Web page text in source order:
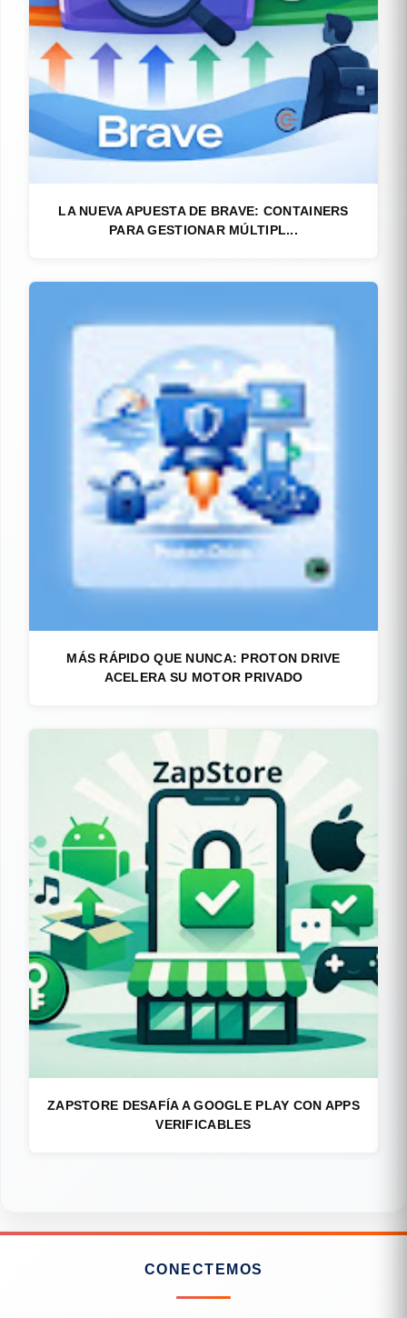
LA NUEVA APUESTA DE BRAVE: CONTAINERS
PARA GESTIONAR MÚLTIPL...
MÁS RÁPIDO QUE NUNCA: PROTON DRIVE
ACELERA SU MOTOR PRIVADO
ZAPSTORE DESAFÍA A GOOGLE PLAY CON APPS
VERIFICABLES
CONECTEMOS